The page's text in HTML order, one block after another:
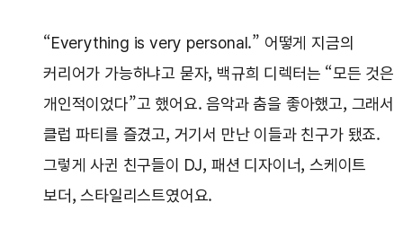
“Everything is very personal.” 어떻게 지금의
커리어가 가능하냐고 묻자, 백규희 디렉터는 “모든 것은
개인적이었다”고 했어요. 음악과 춤을 좋아했고, 그래서
클럽 파티를 즐겼고, 거기서 만난 이들과 친구가 됐죠.
그렇게 사귄 친구들이 DJ, 패션 디자이너, 스케이트
보더, 스타일리스트였어요.